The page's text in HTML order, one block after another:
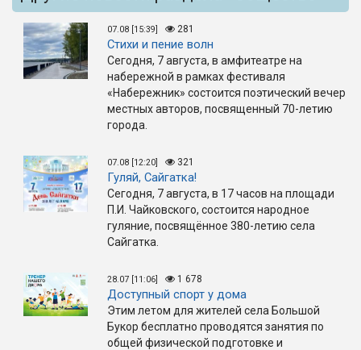
07.08 [15:39] 281
Стихи и пение волн
Сегодня, 7 августа, в амфитеатре на
набережной в рамках фестиваля
«Набережник» состоится поэтический вечер
местных авторов, посвященный 70-летию
города.
07.08 [12:20] 321
Гуляй, Сайгатка!
Сегодня, 7 августа, в 17 часов на площади
П.И. Чайковского, состоится народное
гуляние, посвящённое 380-летию села
Сайгатка.
28.07 [11:06] 1 678
Доступный спорт у дома
Этим летом для жителей села Большой
Букор бесплатно проводятся занятия по
общей физической подготовке и